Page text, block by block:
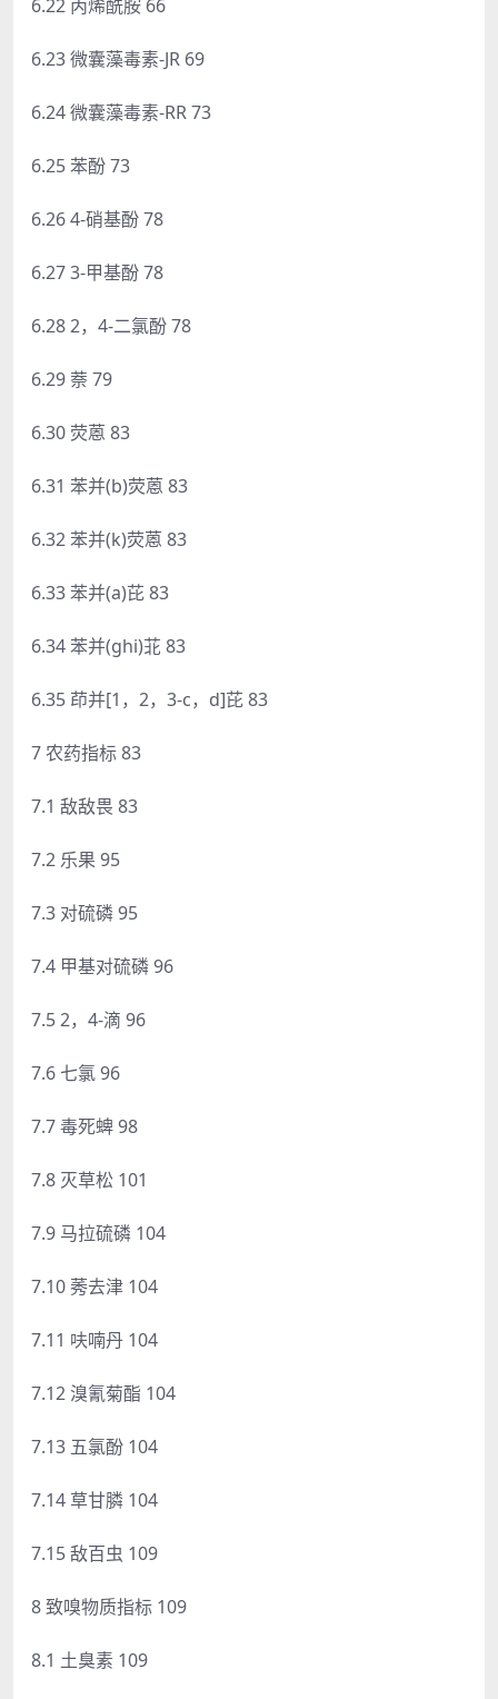
6.22 丙烯酰胺 66
6.23 微囊藻毒素-JR 69
6.24 微囊藻毒素-RR 73
6.25 苯酚 73
6.26 4-硝基酚 78
6.27 3-甲基酚 78
6.28 2，4-二氯酚 78
6.29 萘 79
6.30 荧蒽 83
6.31 苯并(b)荧蒽 83
6.32 苯并(k)荧蒽 83
6.33 苯并(a)芘 83
6.34 苯并(ghi)苝 83
6.35 茚并[1，2，3-c，d]芘 83
7 农药指标 83
7.1 敌敌畏 83
7.2 乐果 95
7.3 对硫磷 95
7.4 甲基对硫磷 96
7.5 2，4-滴 96
7.6 七氯 96
7.7 毒死蜱 98
7.8 灭草松 101
7.9 马拉硫磷 104
7.10 莠去津 104
7.11 呋喃丹 104
7.12 溴氰菊酯 104
7.13 五氯酚 104
7.14 草甘膦 104
7.15 敌百虫 109
8 致嗅物质指标 109
8.1 土臭素 109